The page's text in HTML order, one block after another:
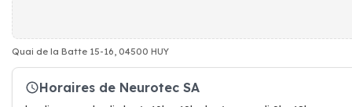
Quai de la Batte 15-16, 04500 HUY
Horaires de Neurotec SA